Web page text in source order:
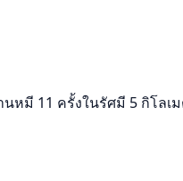
มี 11 ครั้งในรัศมี 5 กิโลเ